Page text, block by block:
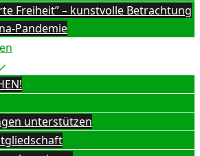
Freiheit” – kunstvolle Betrachtung
Pandemie
unterstützen